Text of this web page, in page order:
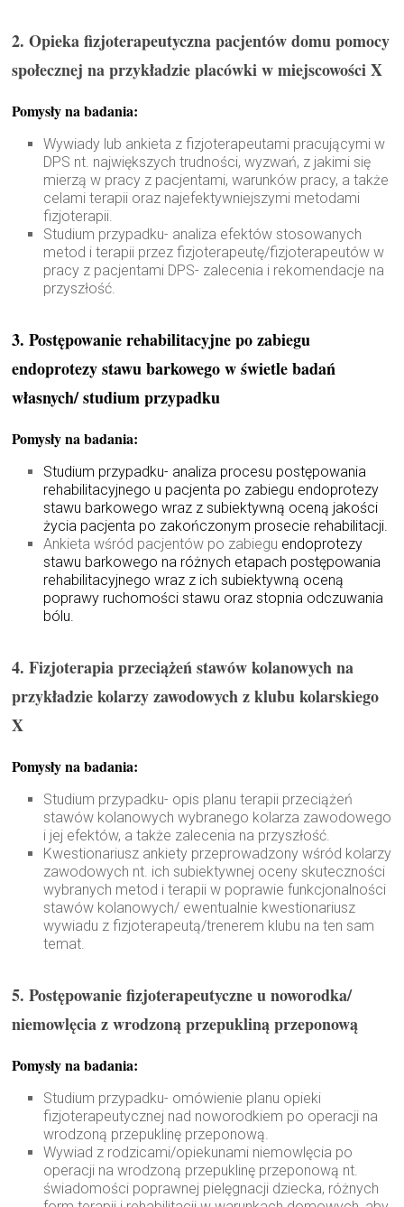
2. Opieka fizjoterapeutyczna pacjentów domu pomocy
społecznej na przykładzie placówki w miejscowości X
Pomysły na badania:
Wywiady lub ankieta z fizjoterapeutami pracującymi w
DPS nt. największych trudności, wyzwań, z jakimi się
mierzą w pracy z pacjentami, warunków pracy, a także
celami terapii oraz najefektywniejszymi metodami
fizjoterapii.
Studium przypadku- analiza efektów stosowanych
metod i terapii przez fizjoterapeutę/fizjoterapeutów w
pracy z pacjentami DPS- zalecenia i rekomendacje na
przyszłość.
3. Postępowanie rehabilitacyjne po zabiegu
endoprotezy stawu barkowego w świetle badań
własnych/ studium przypadku
Pomysły na badania:
Studium przypadku- analiza procesu postępowania
rehabilitacyjnego u pacjenta po zabiegu endoprotezy
stawu barkowego wraz z subiektywną oceną jakości
życia pacjenta po zakończonym prosecie rehabilitacji.
Ankieta wśród pacjentów po zabiegu endoprotezy
stawu barkowego na różnych etapach postępowania
rehabilitacyjnego wraz z ich subiektywną oceną
poprawy ruchomości stawu oraz stopnia odczuwania
bólu.
4. Fizjoterapia przeciążeń stawów kolanowych na
przykładzie kolarzy zawodowych z klubu kolarskiego
X
Pomysły na badania:
Studium przypadku- opis planu terapii przeciążeń
stawów kolanowych wybranego kolarza zawodowego
i jej efektów, a także zalecenia na przyszłość.
Kwestionariusz ankiety przeprowadzony wśród kolarzy
zawodowych nt. ich subiektywnej oceny skuteczności
wybranych metod i terapii w poprawie funkcjonalności
stawów kolanowych/ ewentualnie kwestionariusz
wywiadu z fizjoterapeutą/trenerem klubu na ten sam
temat.
5. Postępowanie fizjoterapeutyczne u noworodka/
niemowlęcia z wrodzoną przepukliną przeponową
Pomysły na badania:
Studium przypadku- omówienie planu opieki
fizjoterapeutycznej nad noworodkiem po operacji na
wrodzoną przepuklinę przeponową.
Wywiad z rodzicami/opiekunami niemowlęcia po
operacji na wrodzoną przepuklinę przeponową nt.
świadomości poprawnej pielęgnacji dziecka, różnych